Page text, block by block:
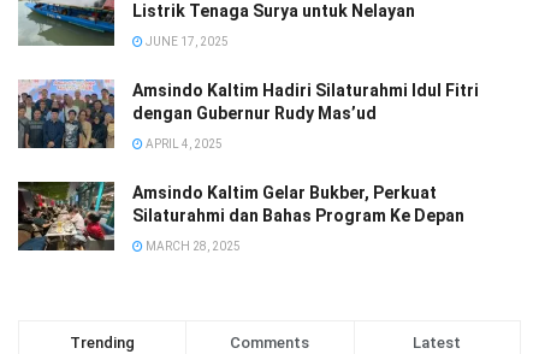
Listrik Tenaga Surya untuk Nelayan
JUNE 17, 2025
Amsindo Kaltim Hadiri Silaturahmi Idul Fitri
dengan Gubernur Rudy Mas’ud
APRIL 4, 2025
Amsindo Kaltim Gelar Bukber, Perkuat
Silaturahmi dan Bahas Program Ke Depan
MARCH 28, 2025
Trending Comments Latest